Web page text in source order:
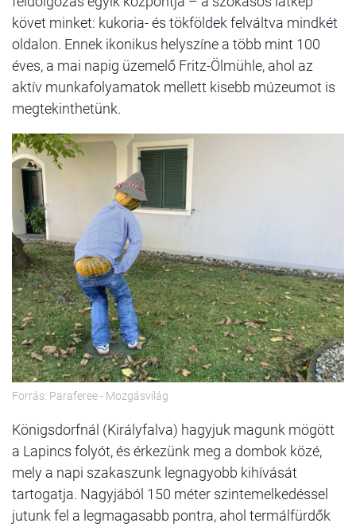
követ minket: kukoria- és tökföldek felváltva mindkét
oldalon. Ennek ikonikus helyszíne a több mint 100
éves, a mai napig üzemelő Fritz-Ölmühle, ahol az
aktív munkafolyamatok mellett kisebb múzeumot is
megtekinthetünk.
Forrás: Paraferee - Mozgásvilág
Königsdorfnál (Királyfalva) hagyjuk magunk mögött
a Lapincs folyót, és érkezünk meg a dombok közé,
mely a napi szakaszunk legnagyobb kihívását
tartogatja. Nagyjából 150 méter szintemelkedéssel
jutunk fel a legmagasabb pontra, ahol termálfürdők